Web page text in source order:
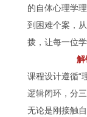
的自体心理学
到困难个案，
拨，让每一位
解
课程设计遵循“
逻辑闭环，分
无论是刚接触